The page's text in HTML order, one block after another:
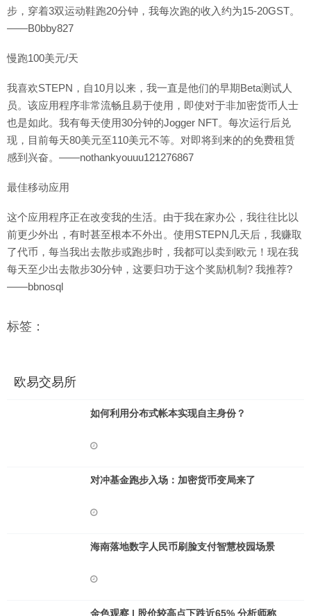
步，穿着3双运动鞋跑20分钟，我每次跑的收入约为15-20GST。
——B0bby827
慢跑100美元/天
我喜欢STEPN，自10月以来，我一直是他们的早期Beta测试人
员。该应用程序非常流畅且易于使用，即使对于非加密货币人士
也是如此。我有每天使用30分钟的Jogger NFT。每次运行后兑
现，目前每天80美元至110美元不等。对即将到来的的免费租赁
感到兴奋。——nothankyouuu121276867
最佳移动应用
这个应用程序正在改变我的生活。由于我在家办公，我往往比以
前更少外出，有时甚至根本不外出。使用STEPN几天后，我赚取
了代币，每当我出去散步或跑步时，我都可以卖到欧元！现在我
每天至少出去散步30分钟，这要归功于这个奖励机制? 我推荐?
——bbnosql
标签：
欧易交易所
如何利用分布式帐本实现自主身份？
对冲基金跑步入场：加密货币变局来了
海南落地数字人民币刷脸支付智慧校园场景
金色观察 | 股价较高点下跌近65% 分析师称